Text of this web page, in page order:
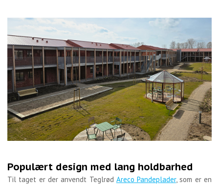
Populært design med lang holdbarhed
Til taget er der anvendt Teglrød Areco Pandeplader, som er en